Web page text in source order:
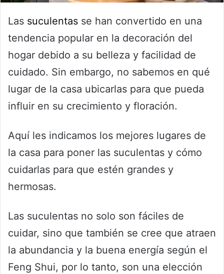
Las suculentas se han convertido en una
tendencia popular en la decoración del
hogar debido a su belleza y facilidad de
cuidado. Sin embargo, no sabemos en qué
lugar de la casa ubicarlas para que pueda
influir en su crecimiento y floración.
Aquí les indicamos los mejores lugares de
la casa para poner las suculentas y cómo
cuidarlas para que estén grandes y
hermosas.
Las suculentas no solo son fáciles de
cuidar, sino que también se cree que atraen
la abundancia y la buena energía según el
Feng Shui, por lo tanto, son una elección